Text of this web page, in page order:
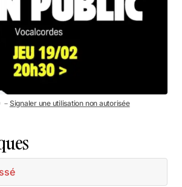
Signaler une utilisation non autorisée